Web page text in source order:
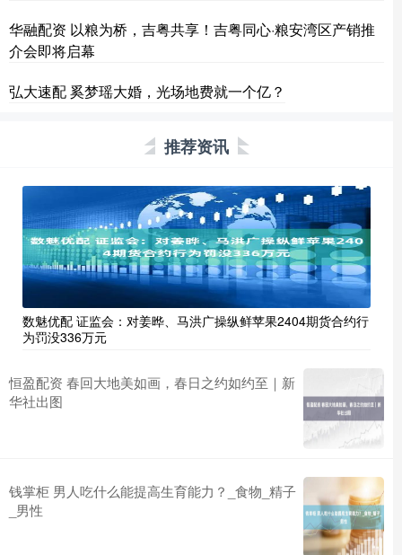
华融配资 以粮为桥，吉粤共享！吉粤同心·粮安湾区产销推
介会即将启幕
弘大速配 奚梦瑶大婚，光场地费就一个亿？
推荐资讯
数魅优配 证监会：对姜晔、马洪广操纵鲜苹果2404期货合约行
为罚没336万元
恒盈配资 春回大地美如画，春日之约如约至｜新
华社出图
钱掌柜 男人吃什么能提高生育能力？_食物_精子
_男性